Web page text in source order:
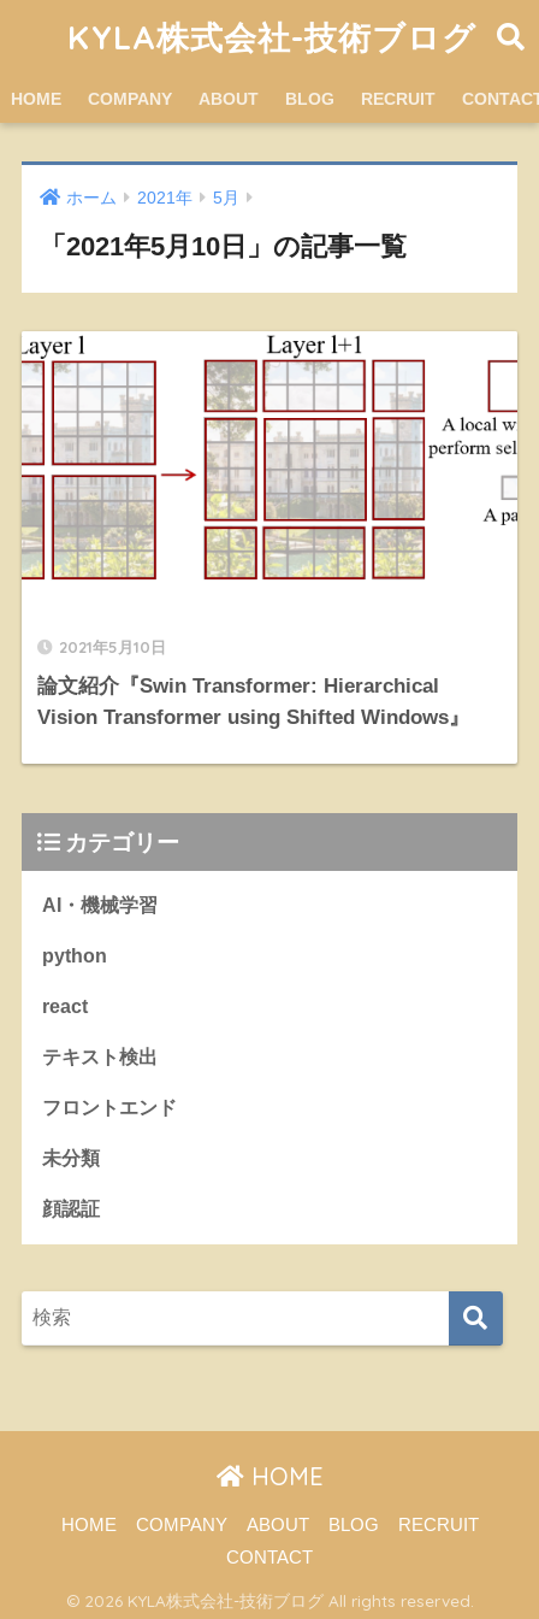
KYLA株式会社-技術ブログ
HOME COMPANY ABOUT BLOG RECRUIT
ホーム 2021年 5月
「2021年5月10日」の記事一覧
2021年5月10日
論文紹介『Swin Transformer: Hierarchical
Vision Transformer using Shifted Windows』
カテゴリー
AI・機械学習
python
react
テキスト検出
フロントエンド
未分類
顔認証
HOME
HOME COMPANY ABOUT BLOG
RECRUIT
CONTACT
© 2026 KYLA株式会社-技術ブログ All rights reserved.